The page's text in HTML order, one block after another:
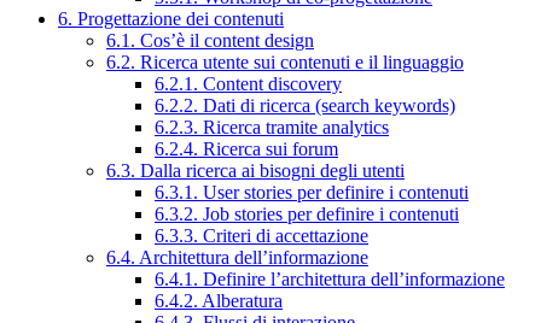
6. Progettazione dei contenuti
6.1. Cos’è il content design
6.2. Ricerca utente sui contenuti e il linguaggio
6.2.1. Content discovery
6.2.2. Dati di ricerca (search keywords)
6.2.3. Ricerca tramite analytics
6.2.4. Ricerca sui forum
6.3. Dalla ricerca ai bisogni degli utenti
6.3.1. User stories per definire i contenuti
6.3.2. Job stories per definire i contenuti
6.3.3. Criteri di accettazione
6.4. Architettura dell’informazione
6.4.1. Definire l’architettura dell’informazione
6.4.2. Alberatura